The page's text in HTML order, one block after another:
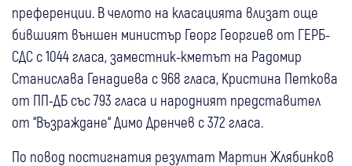
преференции. В челото на класацията влизат още
бившият външен министър Георг Георгиев от ГЕРБ-
СДС с 1044 гласа, заместник-кметът на Радомир
Станислава Генадиева с 968 гласа, Кристина Петкова
от ПП-ДБ със 793 гласа и народният представител
от “Възраждане“ Димо Дренчев с 372 гласа.
По повод постигнатия резултат Мартин Жлябинков